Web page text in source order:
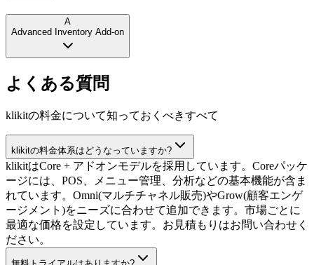
A
Advanced Inventory Add-on
よくある質問
klikitの料金について知っておくべきすべて
klikitの料金体系はどうなっていますか?
klikitはCore + アドオンモデルを採用しています。Coreパッケ
ージには、POS、メニュー管理、分析などの基本機能が含ま
れています。Omni(マルチチャネル販売)やGrow(顧客エンゲ
ージメント)をニーズに合わせて追加できます。市場ごとに
最適な価格を設定しています。お見積もりはお問い合わせく
ださい。